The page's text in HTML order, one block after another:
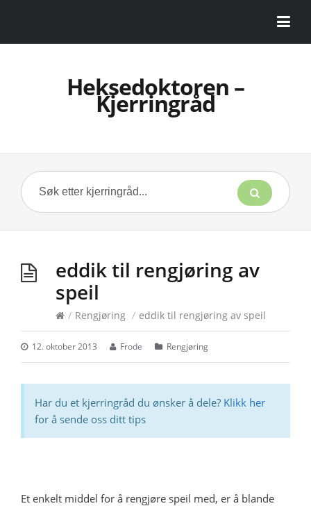
Heksedoktoren –
Kjerringråd
eddik til rengjøring av
speil
/ Rengjøring / eddik til rengjøring av speil
12. oktober 2013 Frode Rengjøring
Har du et kjerringråd du ønsker å dele? Klikk her
for å sende oss ditt tips
Et enkelt middel for å rengjøre speil med, er å blande